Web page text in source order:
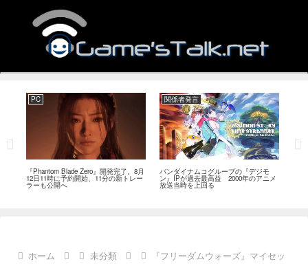
PC
『Phantom Blade Zero』開発完了。8月
12日11時に予約開始、11分の新トレー
ラーも公開へ
関係者発言
バンダイナムコグループの『デジモ
ン』IPが過去最高益 2000年のアニメ
放送当時を上回る
ホーム 未分類
『フリーダムウォーズ』マイセッ